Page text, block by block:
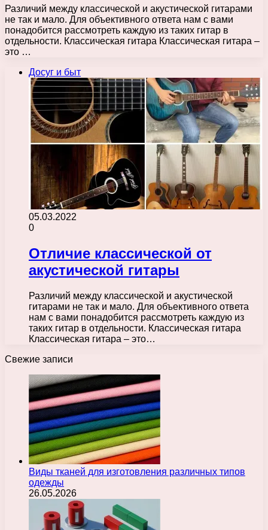
Различий между классической и акустической гитарами
не так и мало. Для объективного ответа нам с вами
понадобится рассмотреть каждую из таких гитар в
отдельности. Классическая гитара Классическая гитара –
это …
Досуг и быт
05.03.2022
0
Отличие классической от
акустической гитары
Различий между классической и акустической
гитарами не так и мало. Для объективного ответа
нам с вами понадобится рассмотреть каждую из
таких гитар в отдельности. Классическая гитара
Классическая гитара – это…
Свежие записи
Виды тканей для изготовления различных типов
одежды
26.05.2026